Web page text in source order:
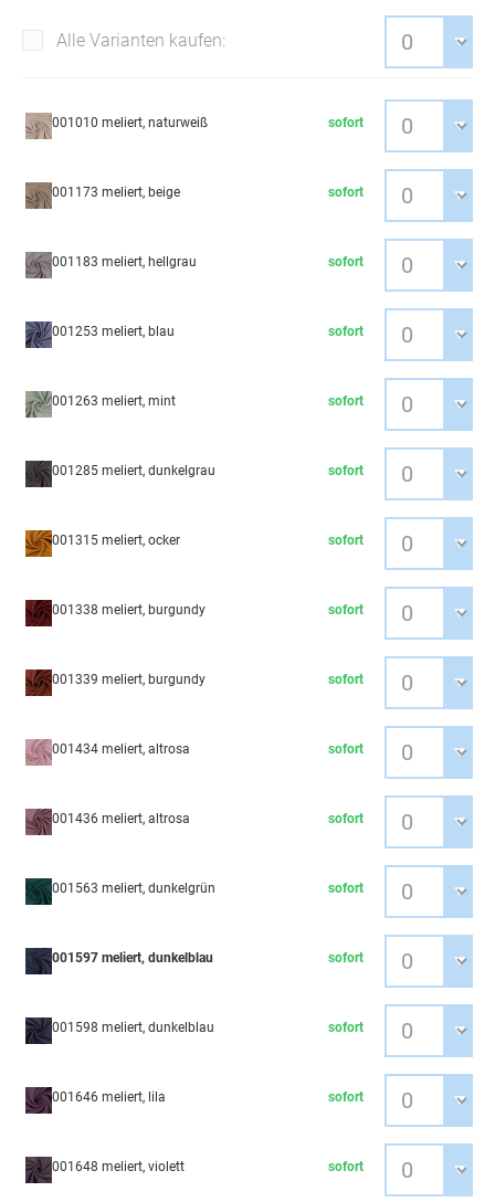
Alle Varianten kaufen:
001010 meliert, naturweiß sofort
001173 meliert, beige sofort
001183 meliert, hellgrau sofort
001253 meliert, blau sofort
001263 meliert, mint sofort
001285 meliert, dunkelgrau sofort
001315 meliert, ocker sofort
001338 meliert, burgundy sofort
001339 meliert, burgundy sofort
001434 meliert, altrosa sofort
001436 meliert, altrosa sofort
001563 meliert, dunkelgrün sofort
001597 meliert, dunkelblau sofort
001598 meliert, dunkelblau sofort
001646 meliert, lila sofort
001648 meliert, violett sofort